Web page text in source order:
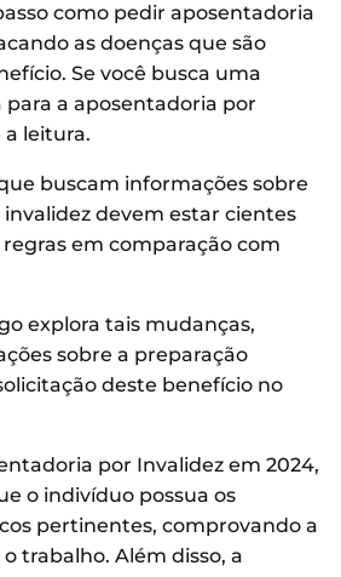
como pedir aposentadoria
as doenças que são
Se você busca uma
a aposentadoria por
leitura.
buscam informações sobre
devem estar cientes
em comparação com
explora tais mudanças,
sobre a preparação
deste benefício no
por Invalidez em 2024,
o indivíduo possua os
pertinentes, comprovando a
trabalho. Além disso, a